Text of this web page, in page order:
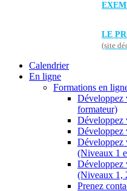
LE
(site
Calendrier
En ligne
Formations en
Développez
formateur)
Développez
Développez
Développez
(Niveaux 1
Développez
(Niveaux 1,
Prenez